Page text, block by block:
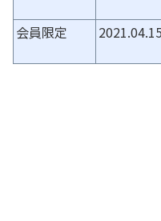
会員限定 2021.04.15